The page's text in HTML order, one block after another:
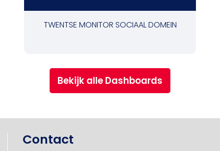
TWENTSE MONITOR SOCIAAL DOMEIN
Bekijk alle Dashboards
Contact